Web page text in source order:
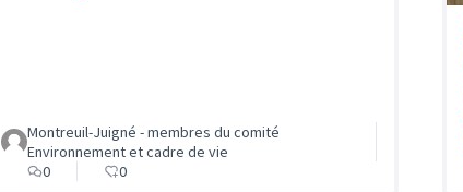
Montreuil-Juigné - membres du comité
Environnement et cadre de vie
0
0